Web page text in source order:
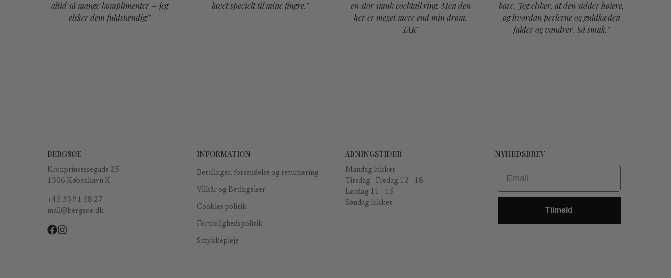
altid så mange komplimenter – jeg
elsker dem fuldstændig!"
lavet specielt til mine fingre."
en stor smuk cocktail ring. Men den
her er meget mere end min drøm.
TAK"
bare. Jeg elsker, at den sidder højere,
og hvordan perlerne og guldkæden
falder og vandrer. Så smuk."
BERGSØE
Kronprinsessegade 25
1306 København K
+45 33 91 58 27
mail@bergsoe.dk
INFORMATION
Betalinger, forsendelse og returnering
Vilkår og Betingelser
Cookies politik
Fortrolighedspolitik
Smykkepleje
ÅBNINGSTIDER
Mandag lukket
Tirsdag - Fredag ​​12 - 18
Lørdag 11 - 15
Søndag lukket
NYHEDSBREV
Email
Tilmeld